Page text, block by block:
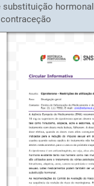
substituição hormonal
contraceção